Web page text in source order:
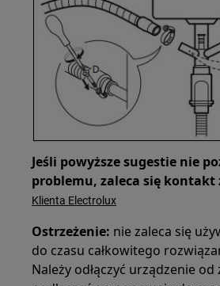
Jeśli powyższe sugestie nie
problemu, zaleca się kontakt
Klienta Electrolux
Ostrzeżenie: nie zaleca się
do czasu całkowitego
Należy odłączyć urządzenie